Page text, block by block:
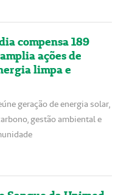
compensa 189
ações de
limpa e
geração de energia solar,
gestão ambiental e